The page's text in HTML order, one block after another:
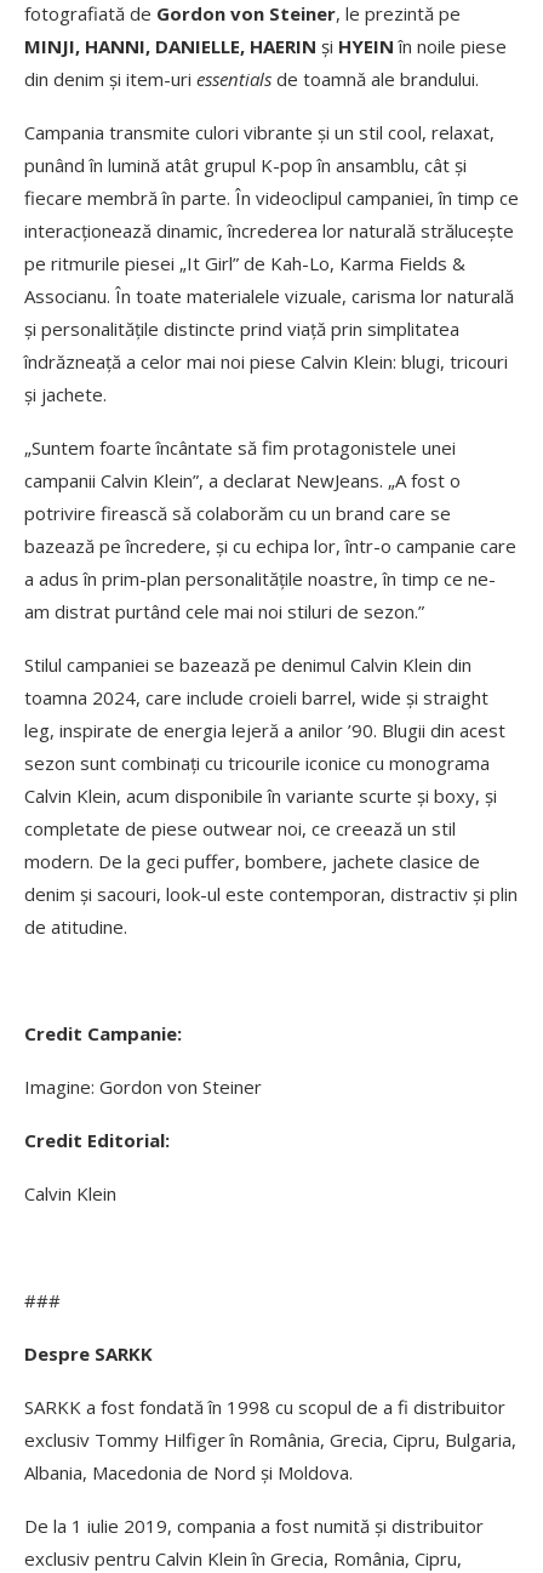
fotografiată de Gordon von Steiner, le prezintă pe
MINJI, HANNI, DANIELLE, HAERIN și HYEIN în noile piese
din denim și item-uri essentials de toamnă ale brandului.
Campania transmite culori vibrante și un stil cool, relaxat,
punând în lumină atât grupul K-pop în ansamblu, cât și
fiecare membră în parte. În videoclipul campaniei, în timp ce
interacționează dinamic, încrederea lor naturală strălucește
pe ritmurile piesei „It Girl” de Kah-Lo, Karma Fields &
Associanu. În toate materialele vizuale, carisma lor naturală
și personalitățile distincte prind viață prin simplitatea
îndrăzneață a celor mai noi piese Calvin Klein: blugi, tricouri
și jachete.
„Suntem foarte încântate să fim protagonistele unei
campanii Calvin Klein”, a declarat NewJeans. „A fost o
potrivire firească să colaborăm cu un brand care se
bazează pe încredere, și cu echipa lor, într-o campanie care
a adus în prim-plan personalitățile noastre, în timp ce ne-
am distrat purtând cele mai noi stiluri de sezon.”
Stilul campaniei se bazează pe denimul Calvin Klein din
toamna 2024, care include croieli barrel, wide și straight
leg, inspirate de energia lejeră a anilor ’90. Blugii din acest
sezon sunt combinați cu tricourile iconice cu monograma
Calvin Klein, acum disponibile în variante scurte și boxy, și
completate de piese outwear noi, ce creează un stil
modern. De la geci puffer, bombere, jachete clasice de
denim și sacouri, look-ul este contemporan, distractiv și plin
de atitudine.
Credit Campanie:
Imagine: Gordon von Steiner
Credit Editorial:
Calvin Klein
###
Despre SARKK
SARKK a fost fondată în 1998 cu scopul de a fi distribuitor
exclusiv Tommy Hilfiger în România, Grecia, Cipru, Bulgaria,
Albania, Macedonia de Nord și Moldova.
De la 1 iulie 2019, compania a fost numită și distribuitor
exclusiv pentru Calvin Klein în Grecia, România, Cipru,